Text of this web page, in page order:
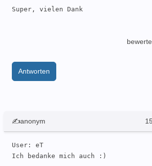
Super, vielen Dank
Antworten
✍anonym
User: eT
Ich bedanke mich auch :)